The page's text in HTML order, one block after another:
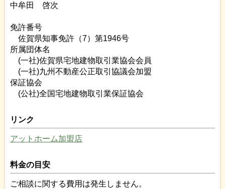
中牟田 啓次
免許番号
佐賀県知事免許（7）第1946号
所属団体名
(一社)佐賀県宅地建物取引業協会会員
(一社)九州不動産公正取引協議会加盟
保証協会
(公社)全国宅地建物取引業保証協会
リンク
アットホーム加盟店
料金の目安
ご相談に関する費用は発生しません。